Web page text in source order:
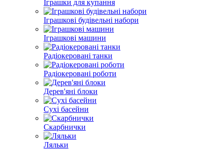
Іграшки для купання
Іграшкові будівельні набори
Іграшкові машини
Радіокеровані танки
Радіокеровані роботи
Дерев'яні блоки
Сухі басейни
Скарбнички
Ляльки